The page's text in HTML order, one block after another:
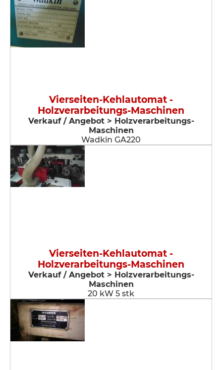
Vierseiten-Kehlautomat -
Holzverarbeitungs-Maschinen
Verkauf / Angebot > Holzverarbeitungs-
Maschinen
Wadkin GA220
Vierseiten-Kehlautomat -
Holzverarbeitungs-Maschinen
Verkauf / Angebot > Holzverarbeitungs-
Maschinen
20 kW 5 stk